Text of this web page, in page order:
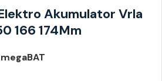
Akumulator Vrla
166 174Mm
megaBAT